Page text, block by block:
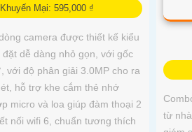
Mại: 595,000 ₫
camera được thiết kế kiểu
đặt dễ dàng nhỏ gọn, với gốc
với độ phân giải 3.0MP cho ra
hỗ trợ khe cắm thẻ nhớ
micro và loa giúp đàm thoại 2
nối wifi 6, chuẩn tương thích
từ